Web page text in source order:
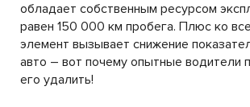
обладает собственным ресурсом
равен 150 000 км пробега. Плюс ко
элемент вызывает снижение
авто – вот почему опытные водители
его удалить!